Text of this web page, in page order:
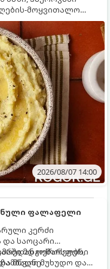
მოყვითალო
მაგრამ
უნდა
გამოვიდეს.
2026/08/07 14:00
ფალაფელი
კერძი
და საოცარი
ოქროსფერი
მწვანე
მდგომარეობს,
მუხუდო და